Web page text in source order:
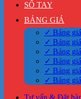
SỔ TAY
BẢNG GIÁ
✓ Bảng
✓ Bảng
✓ Bảng
✓ Bảng
✓ Bảng
✓ Bảng
Tư vấn & Đặt